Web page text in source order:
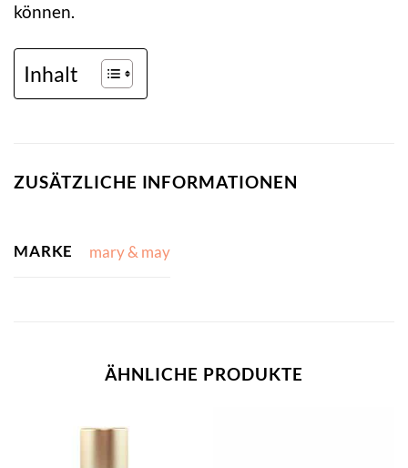
können.
Inhalt
ZUSÄTZLICHE INFORMATIONEN
MARKE mary & may
ÄHNLICHE PRODUKTE